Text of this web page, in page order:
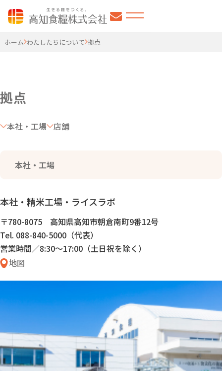
高知食糧株式会社
ホーム わたしたちについて 拠点
拠点
本社・工場 店舗
本社・工場
本社・精米工場・ ライスラボ
〒780-8075 高知県高知市朝倉南町9番12号
Tel. 088-840-5000（代表）
営業時間／8:30〜17:00（土日祝を除く）
地図